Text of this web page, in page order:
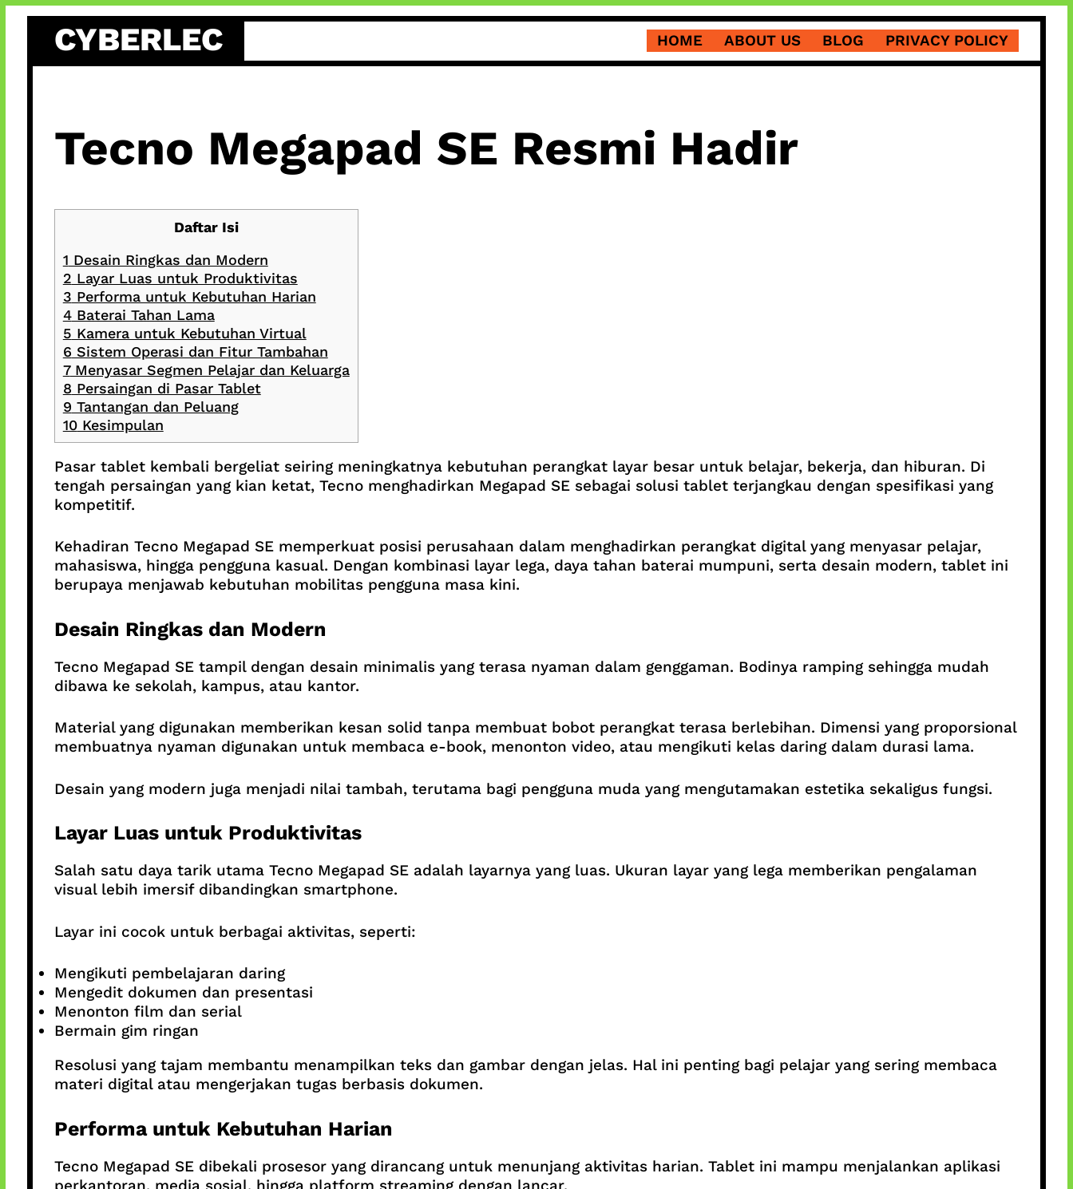
content
CYBERLEC HOME ABOUT US BLOG PRIVACY POLICY
Tecno Megapad SE Resmi Hadir
Daftar Isi
1 Desain Ringkas dan Modern
2 Layar Luas untuk Produktivitas
3 Performa untuk Kebutuhan Harian
4Baterai Tahan Lama
5 Kamera untuk Kebutuhan Virtual
6 Sistem Operasi dan Fitur Tambahan
7Menyasar Segmen Pelajar dan Keluarga
8 Persaingan di Pasar Tablet
9 Tantangan dan Peluang
10Kesimpulan
Pasar tablet kembali bergeliat seiring meningkatnya kebutuhan perangkat layar besar untuk belajar, bekerja, dan hiburan. Di
tengah persaingan yang kian ketat, Tecno menghadirkan Megapad SE sebagai solusi tablet terjangkau dengan spesifikasi yang
kompetitif.
Kehadiran Tecno Megapad SE memperkuat posisi perusahaan dalam menghadirkan perangkat digital yang menyasar pelajar,
mahasiswa, hingga pengguna kasual. Dengan kombinasi layar lega, daya tahan baterai mumpuni, serta desain modern, tablet ini
berupaya menjawab kebutuhan mobilitas pengguna masa kini.
Desain Ringkas dan Modern
Tecno Megapad SE tampil dengan desain minimalis yang terasa nyaman dalam genggaman. Bodinya ramping sehingga mudah
dibawa ke sekolah, kampus, atau kantor.
Material yang digunakan memberikan kesan solid tanpa membuat bobot perangkat terasa berlebihan. Dimensi yang proporsional
membuatnya nyaman digunakan untuk membaca e-book, menonton video, atau mengikuti kelas daring dalam durasi lama.
Desain yang modern juga menjadi nilai tambah, terutama bagi pengguna muda yang mengutamakan estetika sekaligus fungsi.
Layar Luas untuk Produktivitas
Salah satu daya tarik utama Tecno Megapad SE adalah layarnya yang luas. Ukuran layar yang lega memberikan pengalaman
visual lebih imersif dibandingkan smartphone.
Layar ini cocok untuk berbagai aktivitas, seperti:
Mengikuti pembelajaran daring
Mengedit dokumen dan presentasi
Menonton film dan serial
Bermain gim ringan
Resolusi yang tajam membantu menampilkan teks dan gambar dengan jelas. Hal ini penting bagi pelajar yang sering membaca
materi digital atau mengerjakan tugas berbasis dokumen.
Performa untuk Kebutuhan Harian
Tecno Megapad SE dibekali prosesor yang dirancang untuk menunjang aktivitas harian. Tablet ini mampu menjalankan aplikasi
perkantoran, media sosial, hingga platform streaming dengan lancar.